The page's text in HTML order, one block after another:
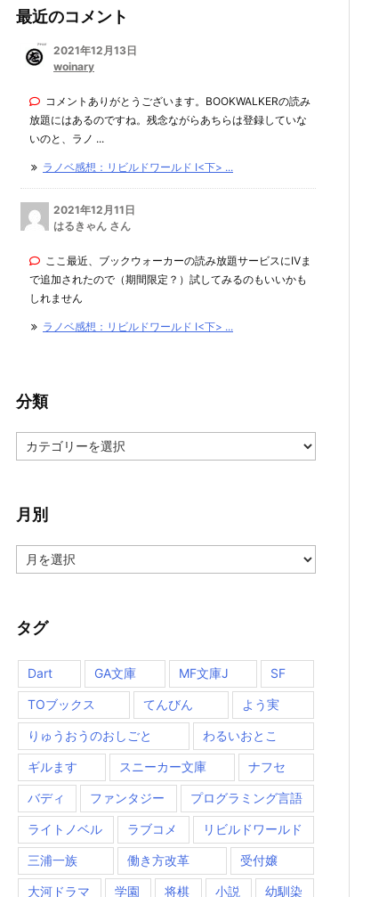
最近のコメント
2021年12月13日
woinary
コメントありがとうございます。BOOKWALKERの読み
放題にはあるのですね。残念ながらあちらは登録していな
いのと、ラノ ...
ラノベ感想：リビルドワールド I<下> ...
2021年12月11日
はるきゃん さん
ここ最近、ブックウォーカーの読み放題サービスにⅣま
で追加されたので（期間限定？）試してみるのもいいかも
しれません
ラノベ感想：リビルドワールド I<下> ...
分類
類
月別
別
タグ
Dart GA文庫 MF文庫J SF
TOブックス てんびん よう実
りゅうおうのおしごと わるいおとこ
ギルます スニーカー文庫 ナフセ
バディ ファンタジー プログラミング言語
ライトノベル ラブコメ リビルドワールド
三浦一族 働き方改革 受付嬢
大河ドラマ 学園 将棋 小説 幼馴染